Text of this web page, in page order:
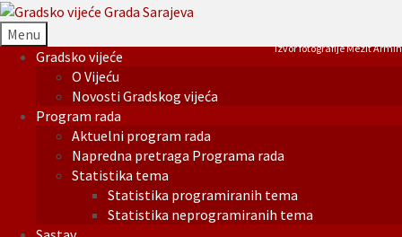
Menu
Gradsko vijeće
O Vijeću
Novosti Gradskog vijeća
Program rada
Aktuelni program rada
Napredna pretraga Programa rada
Statistika tema
Statistika programiranih tema
Statistika neprogramiranih tema
Izvor fotografije Mezit Armin